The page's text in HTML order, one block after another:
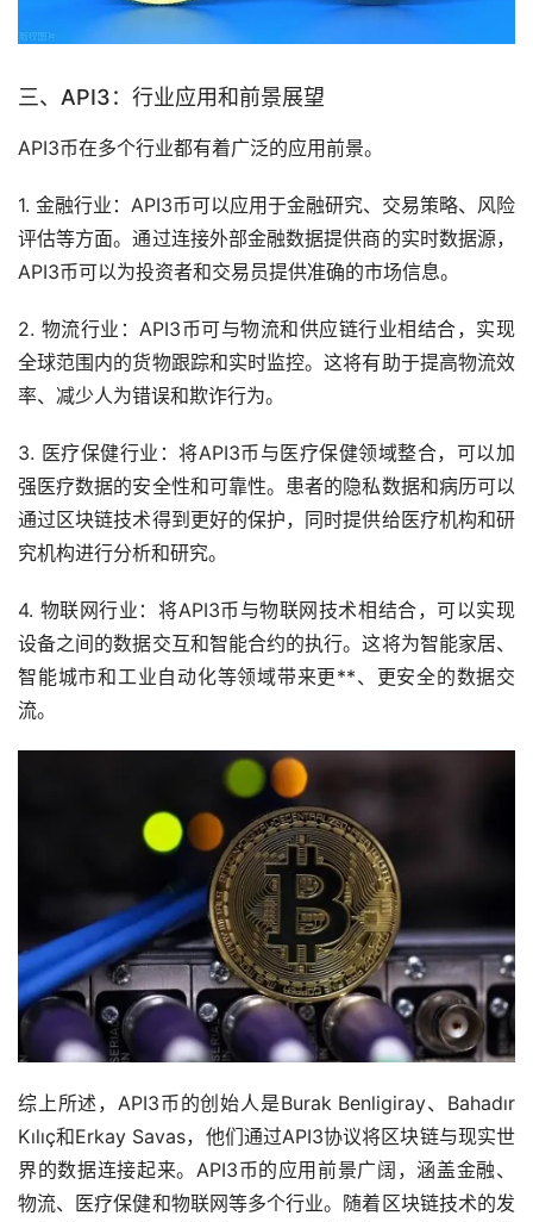
三、API3：行业应用和前景展望
API3币在多个行业都有着广泛的应用前景。
1. 金融行业：API3币可以应用于金融研究、交易策略、风险
评估等方面。通过连接外部金融数据提供商的实时数据源，
API3币可以为投资者和交易员提供准确的市场信息。
2. 物流行业：API3币可与物流和供应链行业相结合，实现
全球范围内的货物跟踪和实时监控。这将有助于提高物流效
率、减少人为错误和欺诈行为。
3. 医疗保健行业：将API3币与医疗保健领域整合，可以加
强医疗数据的安全性和可靠性。患者的隐私数据和病历可以
通过区块链技术得到更好的保护，同时提供给医疗机构和研
究机构进行分析和研究。
4. 物联网行业：将API3币与物联网技术相结合，可以实现
设备之间的数据交互和智能合约的执行。这将为智能家居、
智能城市和工业自动化等领域带来更**、更安全的数据交
流。
综上所述，API3币的创始人是Burak Benligiray、Bahadır
Kılıç和Erkay Savas，他们通过API3协议将区块链与现实世
界的数据连接起来。API3币的应用前景广阔，涵盖金融、
物流、医疗保健和物联网等多个行业。随着区块链技术的发